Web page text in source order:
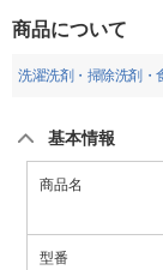
商品について
洗濯洗剤・掃除洗剤・
基本情報
商品名
型番